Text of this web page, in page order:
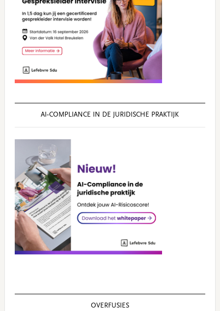
AI‑COMPLIANCE IN DE JURIDISCHE PRAKTIJK
OVERFUSIES